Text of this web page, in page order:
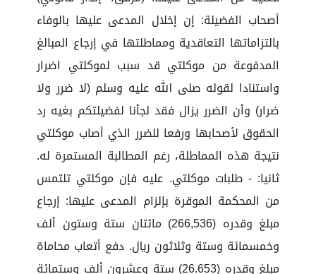
أصحاب الفضيلة: إن إخلال المدعى عليها بالوفاء
بالتزاماتها التعاقدية ومماطلتها في إرجاع المبالغ
المدفوعة من موكلتي قد سبب لموكلتي اضرار
واستنادا لقوله صلى الله عليه وسلم (لا ضرر ولا
ضرار) وأن الضرر يزال فقد لجأنا لفضيلتكم بغيه رد
الحقوق لأصحابها ورفعا للضرر الذي أصاب موكلتي
نتيجة هذه المماطلة، رغم المطالبة المستمرة له.
ثانيا: - طلبات موكلتي. عليه فإن موكلتي تلتمس
من المحكمة الموقرة بإلزام المدعى عليها: إرجاع
مبلغ وقدره (266,536) مائتان ستة وستون ألف
وخمسمائة وستة وثلاثون ريال. دفع أتعاب محاماة
مبلغ وقدره (26.653) ستة وعشرون ألف وستمائة